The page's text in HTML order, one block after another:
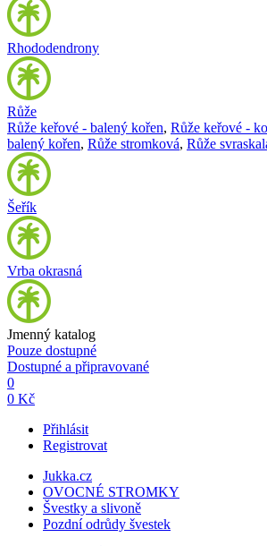
Rhododendrony
Růže
Růže keřové - balený kořen, Růže keřové -
balený kořen, Růže stromková, Růže
Šeřík
Vrba okrasná
Jmenný katalog
Pouze dostupné
Dostupné a připravované
0
0 Kč
Přihlásit
Registrovat
Jukka.cz
OVOCNÉ STROMKY
Švestky a slivoně
Pozdní odrůdy švestek